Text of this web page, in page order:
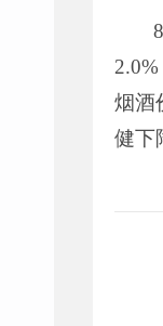
8
2.0%
烟酒
健下